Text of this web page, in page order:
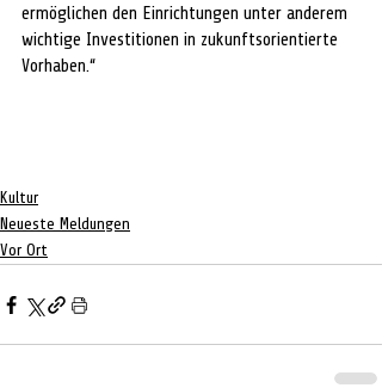
ermöglichen den Einrichtungen unter anderem
wichtige Investitionen in zukunftsorientierte
Vorhaben.“
Kultur
Neueste Meldungen
Vor Ort